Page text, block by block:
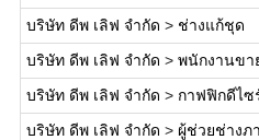
บริษัท ดีพ เลิฟ จำกัด > ช่างแก้ชุด
บริษัท ดีพ เลิฟ จำกัด > พนักงานขา
บริษัท ดีพ เลิฟ จำกัด > กาฟฟิกดีไซ
บริษัท ดีพ เลิฟ จำกัด > ผู้ช่วยช่างภ